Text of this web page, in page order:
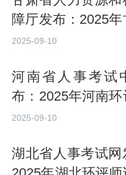
障厅发布：2025年
评师证书于9月9日
2025-09-10
河南省人事考试
布：2025年河南环
书预约领取时间为
2025-09-10
湖北省人事考试网